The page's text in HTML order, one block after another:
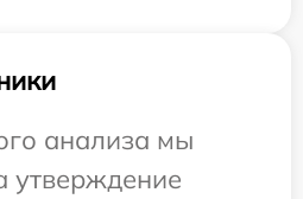
анализа мы
утверждение